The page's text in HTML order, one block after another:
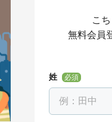
こ
無料会員
姓 必須